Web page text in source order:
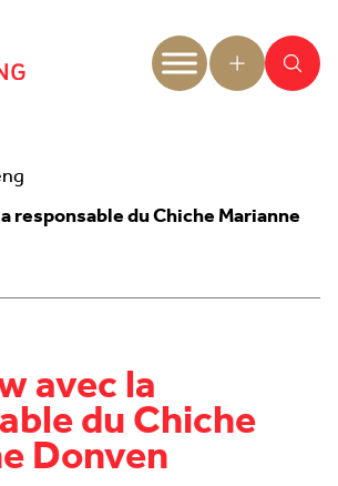
responsable du Chiche Marianne
avec la
du Chiche
Donven